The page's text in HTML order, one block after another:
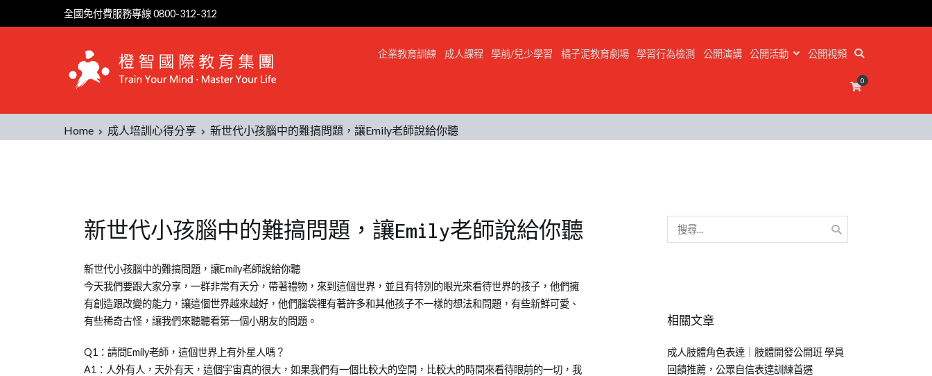
全國免付費服務專線 0800-312-312
企業教育訓練 成人課程 學前/兒少學習 橘子泥教育劇場 學習行為檢測 公開演講 公開活動 公開視頻
0
Home 成人培訓心得分享 新世代小孩腦中的難搞問題，讓Emily老師說給你聽
新世代小孩腦中的難搞問題，讓Emily老師說給你聽
Posted
on
2018-
01-
Posted
in
成
人
訓
心
Tagged
教
養
培
新世代小孩腦中的難搞問題，讓Emily老師說給你聽
今天我們要跟大家分享，一群非常有天分，帶著禮物，來到這個世界，並且有特別的眼光來看待世界的孩子，他們擁
有創造跟改變的能力，讓這個世界越來越好，他們腦袋裡有著許多和其他孩子不一樣的想法和問題，有些新鮮可愛、
有些稀奇古怪，讓我們來聽聽看第一個小朋友的問題。
Q1：請問Emily老師，這個世界上有外星人嗎？
A1：人外有人，天外有天，這個宇宙真的很大，如果我們有一個比較大的空間，比較大的時間來看待眼前的一切，我
相關文章
成人肢體角色表達｜肢體開發公開班 學員
回饋推薦，公眾自信表達訓練首選